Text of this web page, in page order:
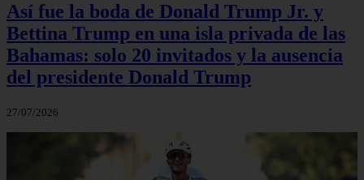
Así fue la boda de Donald Trump Jr. y
Bettina Trump en una isla privada de las
Bahamas: solo 20 invitados y la ausencia
del presidente Donald Trump
27/07/2026